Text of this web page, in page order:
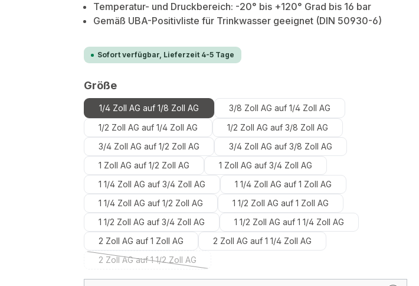
Temperatur- und Druckbereich: -20° bis +120° Grad bis 16 bar
Gemäß UBA-Positivliste für Trinkwasser geeignet (DIN 50930-6)
Sofort verfügbar, Lieferzeit 4-5 Tage
Größeauswählen
1/4 Zoll AG auf 1/8 Zoll AG
3/8 Zoll AG auf 1/4 Zoll AG
1/2 Zoll AG auf 1/4 Zoll AG
1/2 Zoll AG auf 3/8 Zoll AG
3/4 Zoll AG auf 1/2 Zoll AG
3/4 Zoll AG auf 3/8 Zoll AG
1 Zoll AG auf 1/2 Zoll AG
1 Zoll AG auf 3/4 Zoll AG
1 1/4 Zoll AG auf 3/4 Zoll AG
1 1/4 Zoll AG auf 1 Zoll AG
1 1/4 Zoll AG auf 1/2 Zoll AG
1 1/2 Zoll AG auf 1 Zoll AG
1 1/2 Zoll AG auf 3/4 Zoll AG
1 1/2 Zoll AG auf 1 1/4 Zoll AG
2 Zoll AG auf 1 Zoll AG
2 Zoll AG auf 1 1/4 Zoll AG
2 Zoll AG auf 1 1/2 Zoll AG
(Diese Option ist zurzeit nicht verfügbar.)